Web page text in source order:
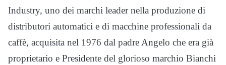
Industry, uno dei marchi leader nella produzione di
distributori automatici e di macchine professionali da
caffè, acquisita nel 1976 dal padre Angelo che era già
proprietario e Presidente del glorioso marchio Bianchi